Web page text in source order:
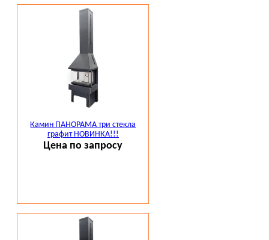
Камин ПАНОРАМА три стекла
графит НОВИНКА!!!
Цена по запросу